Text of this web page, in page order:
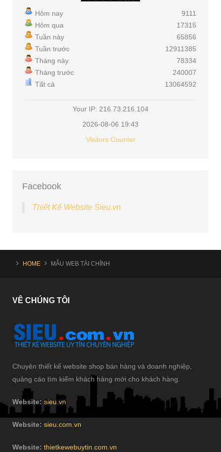
Hôm nay
Hôm qua
Tuần này
Tuần trước
Tháng này
Tháng trước
Tất cả
9111
17315
65856
12911385
78334
240007
13064592
Your IP: 216.73.216.104
2026-08-06 19:43
Visitors Counter
Facebook
Thiết Kế Website Sieu.vn
HOME MẪU WEB TÀI CHÍNH
VÊ CHÚNG TÔI
Chuyên thiết kế website shop bán hàng và doanh nghiệp,
quảng cáo tìm kiếm khách hàng mới cho khách hàng.
Website: sieu.vn
Website: sieu.com.vn
Website: thietkewebuytin.com.vn